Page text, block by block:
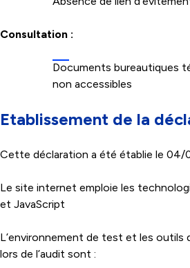
Consultation :
Documents bureautiques
non accessibles
Etablissement de la
Cette déclaration a été établie le 04/
Le site internet emploie les
et JavaScript
L’environnement de test et les outils
lors de l’audit sont :